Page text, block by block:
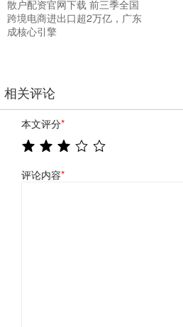
散户配资官网下载 前三季全国
跨境电商进出口超2万亿，广东
成核心引擎
相关评论
本文评分*
评论内容*